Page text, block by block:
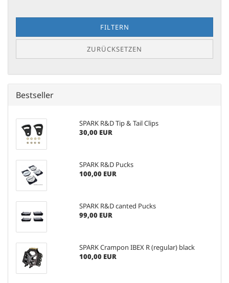
FILTERN
ZURÜCKSETZEN
Bestseller
SPARK R&D Tip & Tail Clips
30,00 EUR
SPARK R&D Pucks
100,00 EUR
SPARK R&D canted Pucks
99,00 EUR
SPARK Crampon IBEX R (regular) black
100,00 EUR